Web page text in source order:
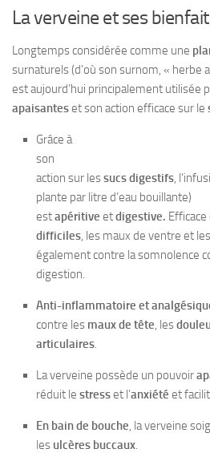
La verveine et ses
Longtemps considérée comme une
surnaturels (d’où son surnom, « herbe
est aujourd’hui principalement utilisée
apaisanteset son action efficace sur le
Grâce à
son
action sur lessucs digestifs,
plante par litre d’eau bouillante)
estapéritive etdigestive.
difficiles, les maux de ventre et
également contre la somnolence
digestion.
Anti-inflammatoire et
contre les maux de tête, les
articulaires.
La verveine possède un pouvoir
réduit le stresset l’anxiété et
En bain de bouche, la verveine
les ulcères buccaux.